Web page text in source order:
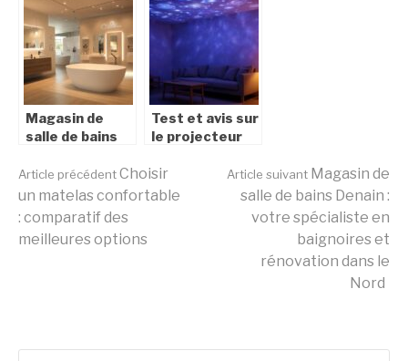
chaque piece
de votre
maison
comparatif des
meilleures
options
Magasin de
salle de bains
spécialiste en
baignoires et
rénovation
dans le Nord
Test et avis sur
le projecteur
admirez un ciel
étoilé chez
Lire
la
Article précédentChoisir
un matelas confortable
: comparatif des
meilleures options
Article suivant Magasin de
salle de bains Denain :
votre spécialiste en
baignoires et
rénovation dans le
Nord